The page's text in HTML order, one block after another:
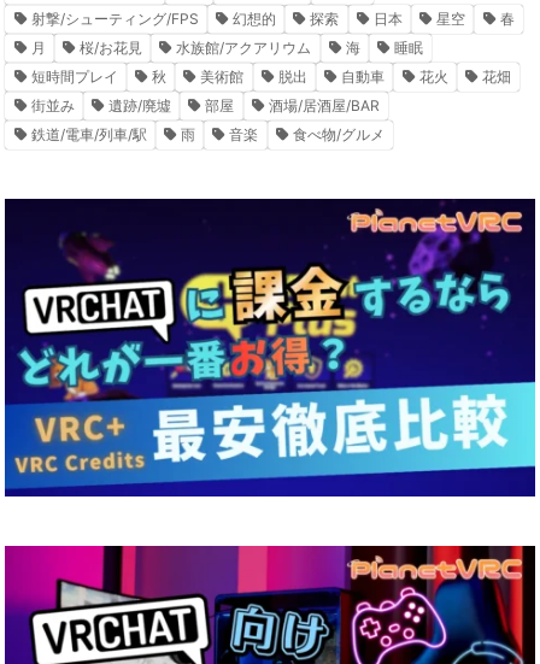
射撃/シューティング/FPS
幻想的 探索 日本 星空
春
月
桜/お花見 水族館/アクアリウム 海
睡眠
短時間プレイ
秋 美術館 脱出 自動車 花火
花畑
街並み
遺跡/廃墟 部屋
酒場/居酒屋/BAR
鉄道/電車/列車/駅
雨 音楽 食べ物/グルメ